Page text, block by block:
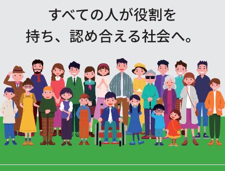
すべての人が役割を
持ち、認め合える社会へ。